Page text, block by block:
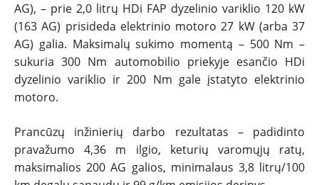
AG), – prie 2,0 litrų HDi FAP dyzelinio variklio 120 kW
(163 AG) prisideda elektrinio motoro 27 kW (arba 37
AG) galia. Maksimalų sukimo momentą – 500 Nm –
sukuria 300 Nm automobilio priekyje esančio HDi
dyzelinio variklio ir 200 Nm gale įstatyto elektrinio
motoro.
Prancūzų inžinierių darbo rezultatas – padidinto
pravažumo 4,36 m ilgio, keturių varomųjų ratų,
maksimalios 200 AG galios, minimalaus 3,8 litrų/100